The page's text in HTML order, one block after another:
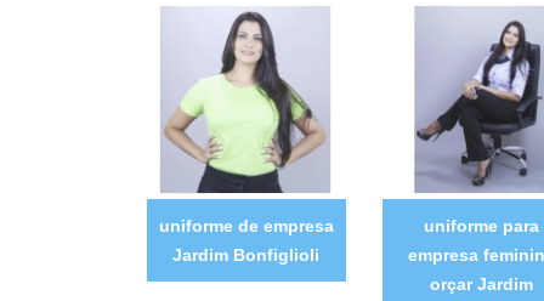
uniforme de empresa
Jardim Bonfiglioli
uniforme para
empresa
orçar Jardim